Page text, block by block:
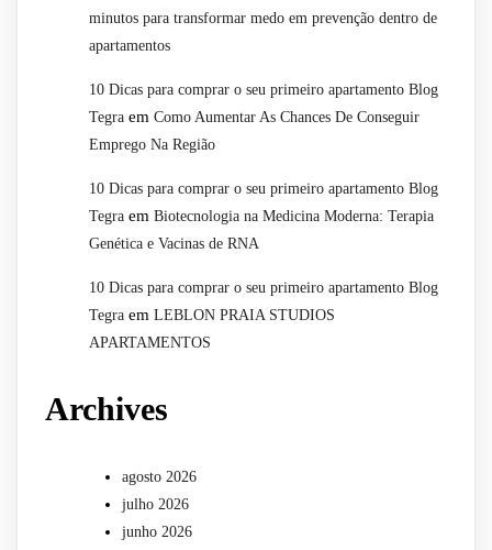
minutos para transformar medo em prevenção dentro de
apartamentos
10 Dicas para comprar o seu primeiro apartamento Blog
Tegra em Como Aumentar As Chances De Conseguir
Emprego Na Região
10 Dicas para comprar o seu primeiro apartamento Blog
Tegra em Biotecnologia na Medicina Moderna: Terapia
Genética e Vacinas de RNA
10 Dicas para comprar o seu primeiro apartamento Blog
Tegra em LEBLON PRAIA STUDIOS
APARTAMENTOS
Archives
agosto 2026
julho 2026
junho 2026